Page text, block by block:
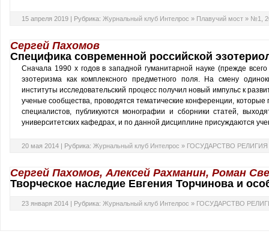
15 апреля 2019 | Рубрика: Журнальный клуб Интелрос » Плавучий мост » №1,
Сергей Пахомов
Специфика современной российской
Сначала 1990 х годов в западной гуманитарной науке (прежде
эзотеризма как комплексного предметного поля. На смену
институты исследовательский процесс получил новый импульс к
ученые сообщества, проводятся тематические конференции,
специалистов, публикуются монографии и сборники статей,
университетских кафедрах, и по данной дисциплине присуждаются
20 мая 2014 | Рубрика: Журнальный клуб Интелрос » ГОСУДАРСТВО
Сергей Пахомов, Алексей Рахманин, Роман
Творческое наследие Евгения Торчинова и
23 января 2014 | Рубрика: Журнальный клуб Интелрос » ГОСУДАРСТВО